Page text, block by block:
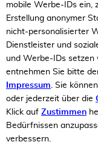
mobile Werbe-IDs ein,
Erstellung anonymer
nicht-personalisierter
Dienstleister und
und Werbe-IDs setzen
entnehmen Sie bitte
Impressum. Sie
oder jederzeit über die
Klick auf Zustimmen
Bedürfnissen
verbessern.